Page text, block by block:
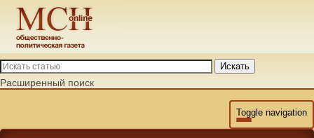
Искать
Расширенный поиск
Toggle navigation